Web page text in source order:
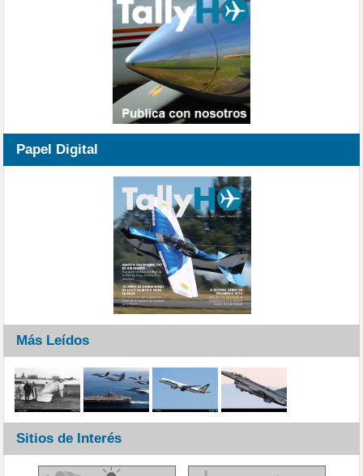
Papel Digital
Más Leídos
Sitios de Interés